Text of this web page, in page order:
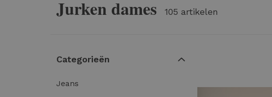
Jurken dames 105 artikelen
Categorieën
Jeans